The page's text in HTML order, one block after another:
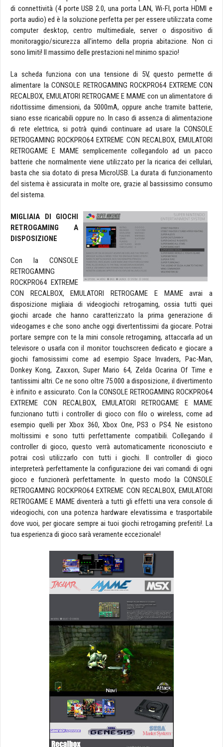
di connettività (4 porte USB 2.0, una porta LAN, Wi-FI, porta HDMI e
porta audio) ed è la soluzione perfetta per per essere utilizzata come
computer desktop, centro multimediale, server o dispositivo di
monitoraggio/sicurezza all'interno della propria abitazione. Non ci
sono limiti! Il massimo delle prestazioni nel minimo spazio!
La scheda funziona con una tensione di 5V, questo permette di
alimentare la CONSOLE RETROGAMING ROCKPRO64 EXTREME CON
RECALBOX, EMULATORI RETROGAME E MAME con un alimentatore di
ridottissime dimensioni, da 5000mA, oppure anche tramite batterie,
siano esse ricaricabili oppure no. In caso di assenza di alimentazione
di rete elettrica, si potrà quindi continuare ad usare la CONSOLE
RETROGAMING ROCKPRO64 EXTREME CON RECALBOX, EMULATORI
RETROGAME E MAME semplicemente collegandolo ad un pacco
batterie che normalmente viene utilizzato per la ricarica dei cellulari,
basta che sia dotato di presa MicroUSB. La durata di funzionamento
del sistema è assicurata in molte ore, grazie al bassissimo consumo
del sistema.
MIGLIAIA DI GIOCHI
RETROGAMING A
DISPOSIZIONE
Con la CONSOLE
RETROGAMING
ROCKPRO64 EXTREME
CON RECALBOX, EMULATORI RETROGAME E MAME avrai a
disposizione migliaia di videogiochi retrogaming, ossia tutti quei
giochi arcade che hanno caratterizzato la prima generazione di
videogames e che sono anche oggi divertentissimi da giocare. Potrai
portare sempre con te la mini console retrogaming, attaccarla ad un
televisore o usarla con il monitor touchscreen dedicato e giocare a
giochi famosissimi come ad esempio Space Invaders, Pac-Man,
Donkey Kong, Zaxxon, Super Mario 64, Zelda Ocarina Of Time e
tantissimi altri. Ce ne sono oltre 75.000 a disposizione, il divertimento
è infinito e assicurato. Con la CONSOLE RETROGAMING ROCKPRO64
EXTREME CON RECALBOX, EMULATORI RETROGAME E MAME
funzionano tutti i controller di gioco con filo o wireless, come ad
esempio quelli per Xbox 360, Xbox One, PS3 o PS4. Ne esistono
moltissimi e sono tutti perfettamente compatibili. Collegando il
controller di gioco, questo verrà automaticamente riconosciuto e
potrai così utilizzarlo con tutti i giochi. Il controller di gioco
interpreterà perfettamente la configurazione dei vari comandi di ogni
gioco e funzionerà perfettamente. In questo modo la CONSOLE
RETROGAMING ROCKPRO64 EXTREME CON RECALBOX, EMULATORI
RETROGAME E MAME diventerà a tutti gli effetti una vera console di
videogiochi, con una potenza hardware elevatissima e trasportabile
dove vuoi, per giocare sempre ai tuoi giochi retrogaming preferiti!. La
tua esperienza di gioco sarà veramente eccezionale!